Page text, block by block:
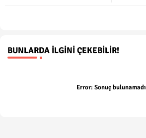
BUNLARDA İLGINI ÇEKEBILIR!
Error: Sonuç bulunamadı